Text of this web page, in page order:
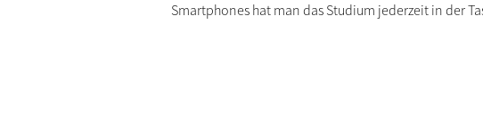
Smartphones hat man das Studium jederzeit in der